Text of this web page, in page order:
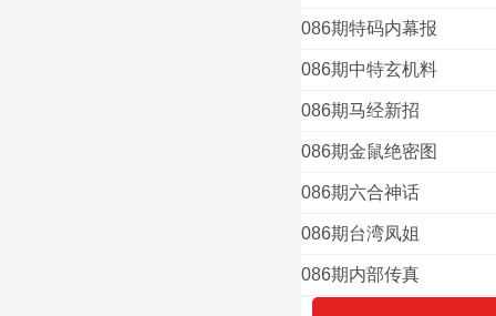
086期特码内幕报
086期中特玄机料
086期马经新招
086期金鼠绝密图
086期六合神话
086期台湾凤姐
086期内部传真